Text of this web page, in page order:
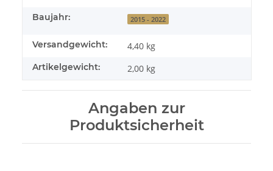
Baujahr: 2015 - 2022
Versandgewicht: 4,40 kg
Artikelgewicht: 2,00 kg
Angaben zur
Produktsicherheit